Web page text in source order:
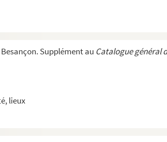
Supplément au Catalogue général
lieux